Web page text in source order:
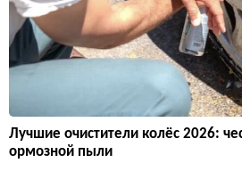
Лучшие очистители колёс 2026:
ормозной пыли